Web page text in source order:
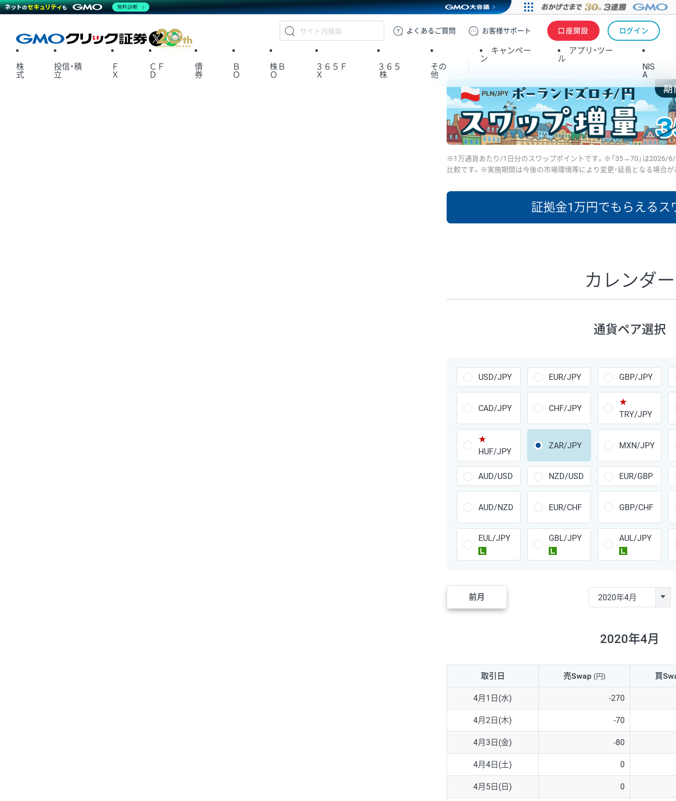
GMOクリック証券
よくある ご質問 お客様サポート 口座開設 ログイン
X
株
式
投信・積
立
Ｆ
Ｘ
ＣＦ
Ｄ
債
券
Ｂ
Ｏ
株Ｂ
Ｏ
３６５Ｆ
Ｘ
３６５
株
その
他
キャンペー
ン
アプリ・ツー
ル
NIS
A
※1万通貨あたり/1日分のスワップポイントです。※「35→70」は2026/6/
比較です。※実施期間は今後の市場環境等により変更・延長となる場合が
証拠金1万円でもらえるス
あたりの
ポイント
GBP/JPY 170円
AUD/JPY 106円
NZD/JPY 28円
CAD/JPY 38円
CHF/JPY 34円
PLN/JPY 35円
HUF/JPY 16円
ZAR/JPY 130円
MXN/JPY 140円
AUD/USD
NZD/USD 41円
EUR/GBP 71円
EUR/AUD 103円
GBP/AUD 43円
AUD/NZD 66円
カレンダー
通貨ペア選択
USD/JPY EUR/JPY GBP/JPY
CAD/JPY CHF/JPY
★
TRY/JPY
★
HUF/JPY
ZAR/JPY MXN/JPY
AUD/USD NZD/USD EUR/GBP
AUD/NZD EUR/CHF GBP/CHF
EUL/JPY
GBL/JPY
AUL/JPY
前月
2020年4月
取引日 売Swap (円) 買
4月1日(水) -270
4月2日(木) -70
4月3日(金) -80
4月4日(土) 0
4月5日(日) 0
無料診断